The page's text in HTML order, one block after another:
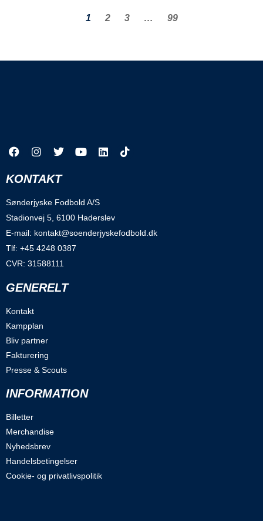
1 2 3 … 99
KONTAKT
Sønderjyske Fodbold A/S
Stadionvej 5, 6100 Haderslev
E-mail: kontakt@soenderjyskefodbold.dk
Tlf: +45 4248 0387
CVR: 31588111
GENERELT
Kontakt
Kampplan
Bliv partner
Fakturering
Presse & Scouts
INFORMATION
Billetter
Merchandise
Nyhedsbrev
Handelsbetingelser
Cookie- og privatlivspolitik